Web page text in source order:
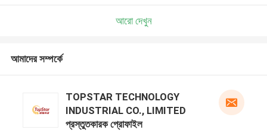
আরো দেখুন
আমাদের সম্পর্কে
TOPSTAR TECHNOLOGY
INDUSTRIAL CO., LIMITED
প্রস্তুতকারক প্রোফাইল